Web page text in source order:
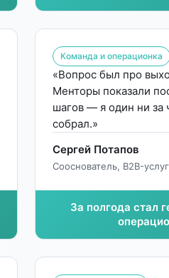
Команда и операционка
«Вопрос был про
Менторы показали
шагов — я один ни за
собрал.»
Сергей Потапов
Сооснователь, B2B-
За полгода стал